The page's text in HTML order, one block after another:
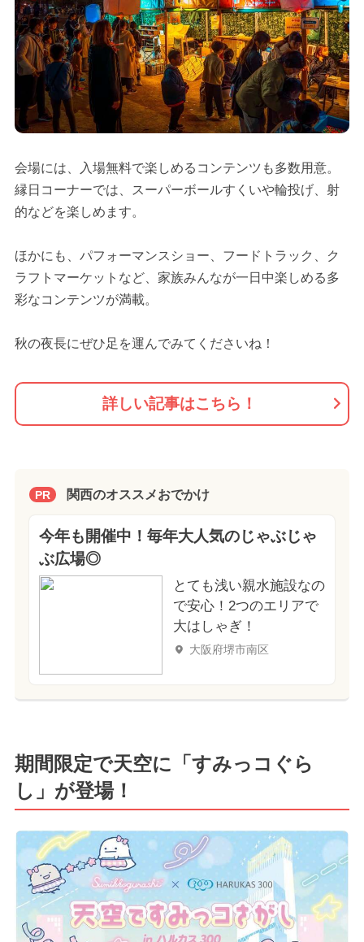
会場には、入場無料で楽しめるコンテンツも多数用意。
縁日コーナーでは、スーパーボールすくいや輪投げ、射
的などを楽しめます。
ほかにも、パフォーマンスショー、フードトラック、ク
ラフトマーケットなど、家族みんなが一日中楽しめる多
彩なコンテンツが満載。
秋の夜長にぜひ足を運んでみてくださいね！
詳しい記事はこちら！
PR 関西のオススメおでかけ
今年も開催中！毎年大人気のじゃぶじゃ
ぶ広場◎
とても浅い親水施設なの
で安心！2つのエリアで
大はしゃぎ！
大阪府堺市南区
期間限定で天空に「すみっコぐら
し」が登場！